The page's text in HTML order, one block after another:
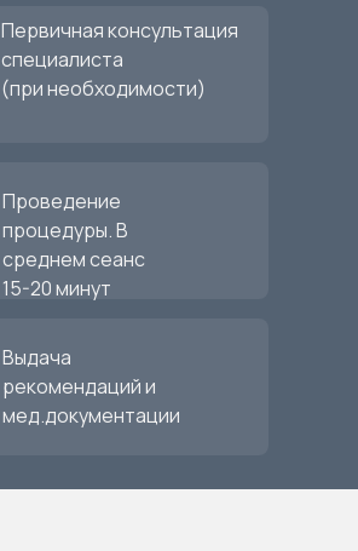
Первичная консультация
специалиста
(при необходимости)
Проведение
процедуры. В
среднем сеанс
15-20 минут
Выдача
рекомендаций и
мед.документации